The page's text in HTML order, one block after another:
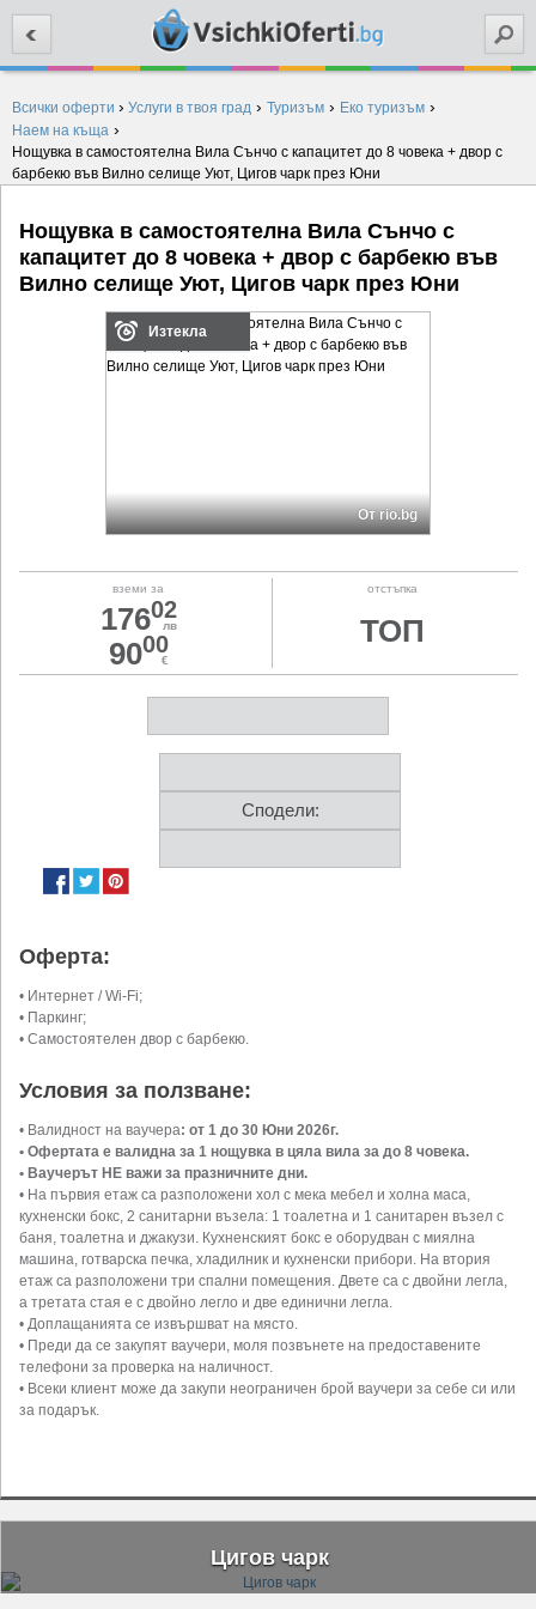
Всички оферти › Услуги в твоя град › Туризъм › Еко туризъм ›
Наем на къща ›
Нощувка в самостоятелна Вила Сънчо с капацитет до 8 човека + двор с
барбекю във Вилно селище Уют, Цигов чарк през Юни
Нощувка в самостоятелна Вила Сънчо с
капацитет до 8 човека + двор с барбекю във
Вилно селище Уют, Цигов чарк през Юни
Изтекла
От rio.bg
вземи за
17602
лв
9000
€
отстъпка
ТОП
Сподели:
Оферта:
• Интернет / Wi-Fi;
• Паркинг;
• Самостоятелен двор с барбекю.
Условия за ползване:
• Валидност на ваучера: от 1 до 30 Юни 2026г.
• Офертата е валидна за 1 нощувка в цяла вила за до 8 човека.
• Ваучерът НЕ важи за празничните дни.
• На първия етаж са разположени хол с мека мебел и холна маса,
кухненски бокс, 2 санитарни възела: 1 тоалетна и 1 санитарен възел с
баня, тоалетна и джакузи. Кухненският бокс е оборудван с миялна
машина, готварска печка, хладилник и кухненски прибори. На втория
етаж са разположени три спални помещения. Двете са с двойни легла,
а третата стая е с двойно легло и две единични легла.
• Доплащанията се извършват на място.
• Преди да се закупят ваучери, моля позвънете на предоставените
телефони за проверка на наличност.
• Всеки клиент може да закупи неограничен брой ваучери за себе си или
за подарък.
Цигов чарк